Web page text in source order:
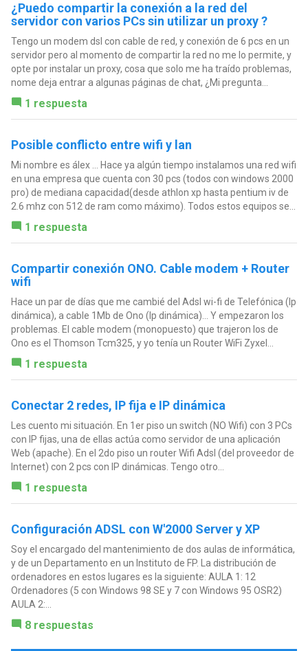
¿Puedo compartir la conexión a la red del
servidor con varios PCs sin utilizar un proxy ?
Tengo un modem dsl con cable de red, y conexión de 6 pcs en un
servidor pero al momento de compartir la red no me lo permite, y
opte por instalar un proxy, cosa que solo me ha traído problemas,
nome deja entrar a algunas páginas de chat, ¿Mi pregunta...
1 respuesta
Posible conflicto entre wifi y lan
Mi nombre es álex ... Hace ya algún tiempo instalamos una red wifi
en una empresa que cuenta con 30 pcs (todos con windows 2000
pro) de mediana capacidad(desde athlon xp hasta pentium iv de
2.6 mhz con 512 de ram como máximo). Todos estos equipos se...
1 respuesta
Compartir conexión ONO. Cable modem + Router
wifi
Hace un par de días que me cambié del Adsl wi-fi de Telefónica (Ip
dinámica), a cable 1Mb de Ono (Ip dinámica)... Y empezaron los
problemas. El cable modem (monopuesto) que trajeron los de
Ono es el Thomson Tcm325, y yo tenía un Router WiFi Zyxel...
1 respuesta
Conectar 2 redes, IP fija e IP dinámica
Les cuento mi situación. En 1er piso un switch (NO Wifi) con 3 PCs
con IP fijas, una de ellas actúa como servidor de una aplicación
Web (apache). En el 2do piso un router Wifi Adsl (del proveedor de
Internet) con 2 pcs con IP dinámicas. Tengo otro...
1 respuesta
Configuración ADSL con W'2000 Server y XP
Soy el encargado del mantenimiento de dos aulas de informática,
y de un Departamento en un Instituto de FP. La distribución de
ordenadores en estos lugares es la siguiente: AULA 1: 12
Ordenadores (5 con Windows 98 SE y 7 con Windows 95 OSR2)
AULA 2:...
8 respuestas